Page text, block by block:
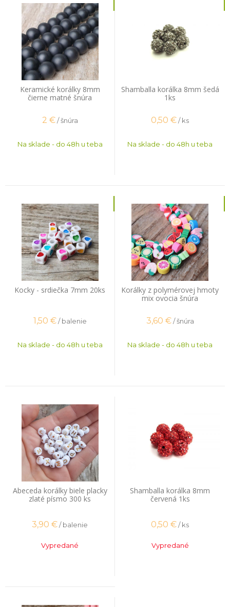
Keramické korálky 8mm
čierne matné šnúra
2 € / šnúra
Na sklade - do 48h u teba
Shamballa korálka 8mm šedá
1ks
0,50 €/ ks
Na sklade - do 48h u teba
Kocky - srdiečka 7mm 20ks
1,50 € / balenie
Na sklade - do 48h u teba
Korálky z polymérovej hmoty
mix ovocia šnúra
3,60 € / šnúra
Na sklade - do 48h u teba
Abeceda korálky biele placky
zlaté písmo 300 ks
3,90 €/ balenie
Vypredané
Shamballa korálka 8mm
červená 1ks
0,50 €/ ks
Vypredané